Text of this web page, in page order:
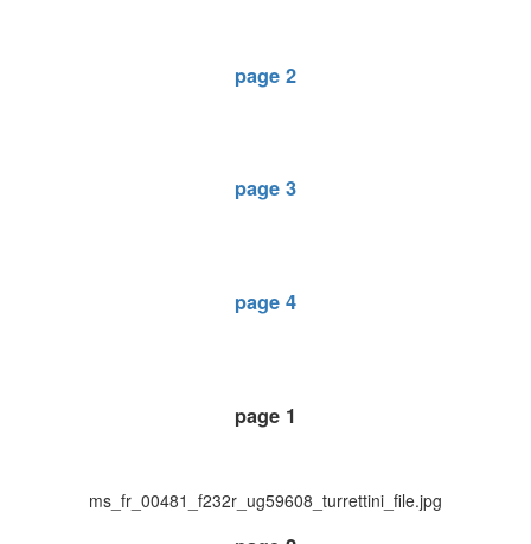
page 2
page 3
page 4
page 1
ms_fr_00481_f232r_ug59608_turrettini_file.jpg